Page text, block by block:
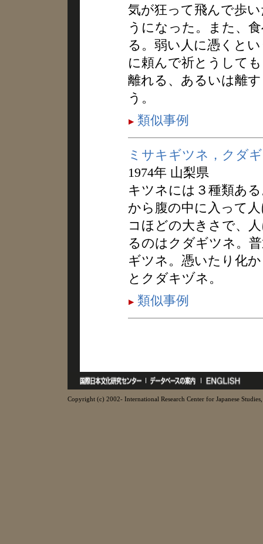
気が狂って飛んで歩
うになった。また、
る。弱い人に憑くと
に頼んで祈とうして
離れる、あるいは離
う。
類似事例
ミサキギツネ，クダ
1974年 山梨県
キツネには３種類あ
から腹の中に入って
コほどの大きさで、
るのはクダギツネ。
ギツネ。憑いたり化
とクダキヅネ。
類似事例
Copyright (c) 2002- International Research Center for Japanese